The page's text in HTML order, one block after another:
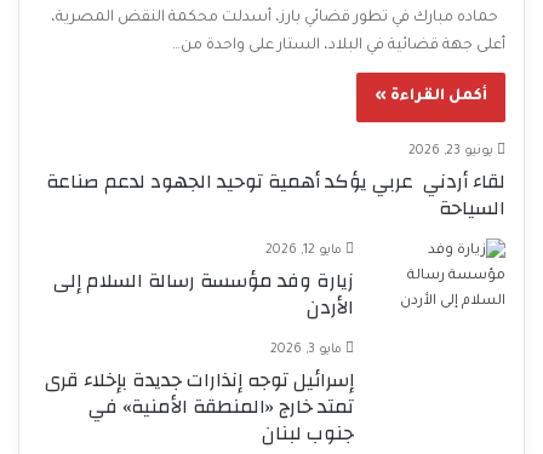
حماده مبارك في تطور قضائي بارز، أسدلت محكمة النقض المصرية،
أعلى جهة قضائية في البلاد، الستار على واحدة من…
أكمل القراءة »
يونيو 23, 2026
لقاء أردني عربي يؤكد أهمية توحيد الجهود لدعم صناعة
السياحة
مايو 12, 2026
زيارة وفد مؤسسة رسالة السلام إلى
الأردن
مايو 3, 2026
إسرائيل توجه إنذارات جديدة بإخلاء قرى
تمتد خارج «المنطقة الأمنية» في
جنوب لبنان